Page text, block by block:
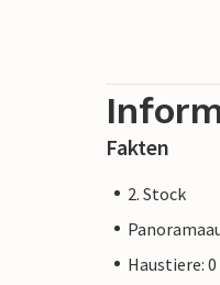
Fakten
2. Stock
Haustiere: 0